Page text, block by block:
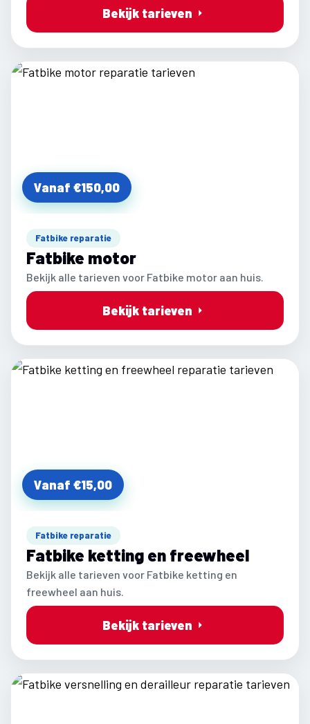
Bekijk tarieven
Vanaf €150,00
Fatbike reparatie
Fatbike motor
Bekijk alle tarieven voor Fatbike motor aan huis.
Bekijk tarieven
Vanaf €15,00
Fatbike reparatie
Fatbike ketting en freewheel
Bekijk alle tarieven voor Fatbike ketting en
freewheel aan huis.
Bekijk tarieven